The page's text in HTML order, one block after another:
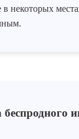
некоторых